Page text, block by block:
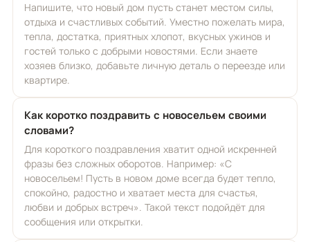
Напишите, что новый дом пусть станет местом силы,
отдыха и счастливых событий. Уместно пожелать мира,
тепла, достатка, приятных хлопот, вкусных ужинов и
гостей только с добрыми новостями. Если знаете
хозяев близко, добавьте личную деталь о переезде или
квартире.
Как коротко поздравить с новосельем своими
словами?
Для короткого поздравления хватит одной искренней
фразы без сложных оборотов. Например: «С
новосельем! Пусть в новом доме всегда будет тепло,
спокойно, радостно и хватает места для счастья,
любви и добрых встреч». Такой текст подойдёт для
сообщения или открытки.